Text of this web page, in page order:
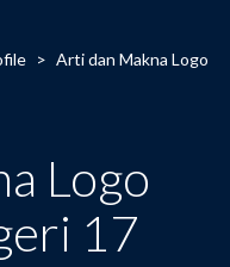
> Arti dan Makna Logo
Logo
17